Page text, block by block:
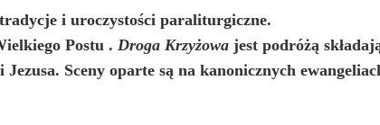
i uroczystości paraliturgiczne.
Postu .Droga Krzyżowa jest podróżą
Sceny oparte są na kanonicznych